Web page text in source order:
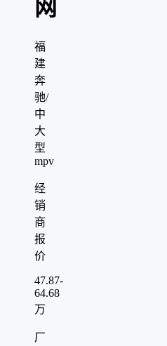
网
福
建
奔
驰/
中
大
型
mpv
经
销
商
报
价
47.87-
64.68
万
厂